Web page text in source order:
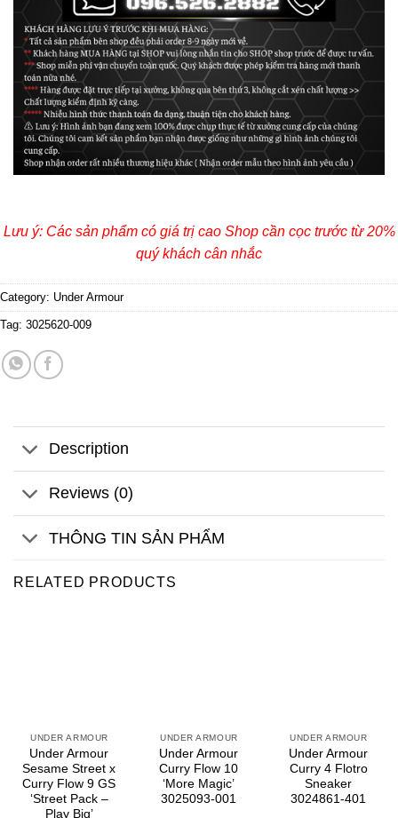
Lưu ý: Các sản phẩm có giá trị cao Shop cần cọc trước từ 20%
quý khách cân nhắc
Category: Under Armour
Tag: 3025620-009
Description
Reviews (0)
THÔNG TIN SẢN PHẨM
RELATED PRODUCTS
UNDER ARMOUR
Under Armour
Sesame Street x
Curry Flow 9 GS
‘Street Pack –
Play Big’
UNDER ARMOUR
Under Armour
Curry Flow 10
‘More Magic’
3025093-001
UNDER ARMOUR
Under Armour
Curry 4 Flotro
Sneaker
3024861-401